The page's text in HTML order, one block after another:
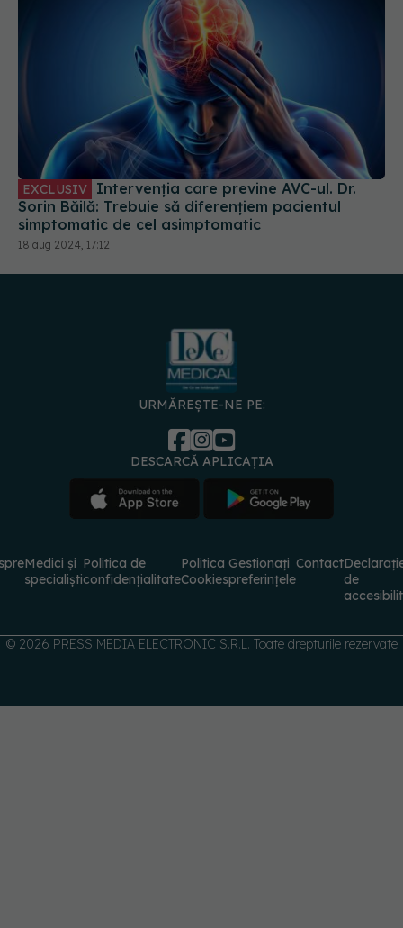
EXCLUSIV Intervenția care previne AVC-ul. Dr.
Sorin Băilă: Trebuie să diferențiem pacientul
simptomatic de cel asimptomatic
18 aug 2024, 17:12
URMĂREȘTE-NE PE:
DESCARCĂ APLICAȚIA
specialiști
Politica de
confidențialitateCookies
Gestionați
preferințele
Contact
de
© 2026 PRESS MEDIA ELECTRONIC S.R.L. Toate drepturile rezervate